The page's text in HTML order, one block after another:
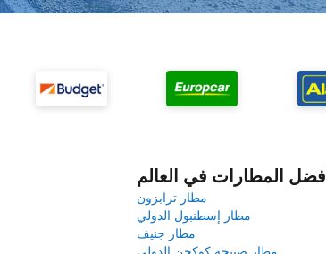
أفضل المطارات في العالم
مطار ترابزون
مطار إسطنبول الدولي
مطار جنيف
مطار صبيحة كوكجن الدولي